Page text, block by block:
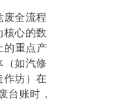
全流程
核心的数
的重点产
（如汽修
作坊）在
台账时，